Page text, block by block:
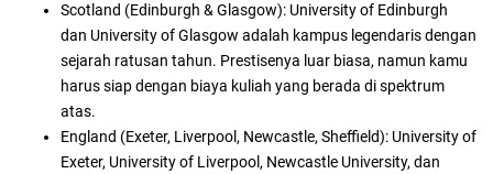
Scotland (Edinburgh & Glasgow): University of Edinburgh
dan University of Glasgow adalah kampus legendaris dengan
sejarah ratusan tahun. Prestisenya luar biasa, namun kamu
harus siap dengan biaya kuliah yang berada di spektrum
atas.
England (Exeter, Liverpool, Newcastle, Sheffield): University of
Exeter, University of Liverpool, Newcastle University, dan